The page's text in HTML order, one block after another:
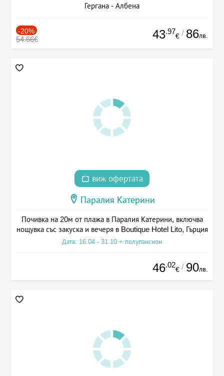
Гергана - Албена
-20%
54.66€ 43.97
€ / 86лв.
виж офертата
Паралия Катерини
Почивка на 20м от плажа в Паралия Катерини, включва
нощувка със закуска и вечеря в Boutique Hotel Lito, Гърция
Дата: 16.04 - 31.10 + полупансион
46.02
€ / 90лв.